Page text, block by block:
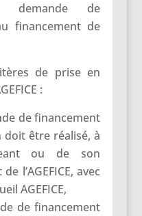
demande de
financement de
de prise en
:
de financement
doit être réalisé, à
ou de son
l’AGEFICE, avec
AGEFICE,
de financement